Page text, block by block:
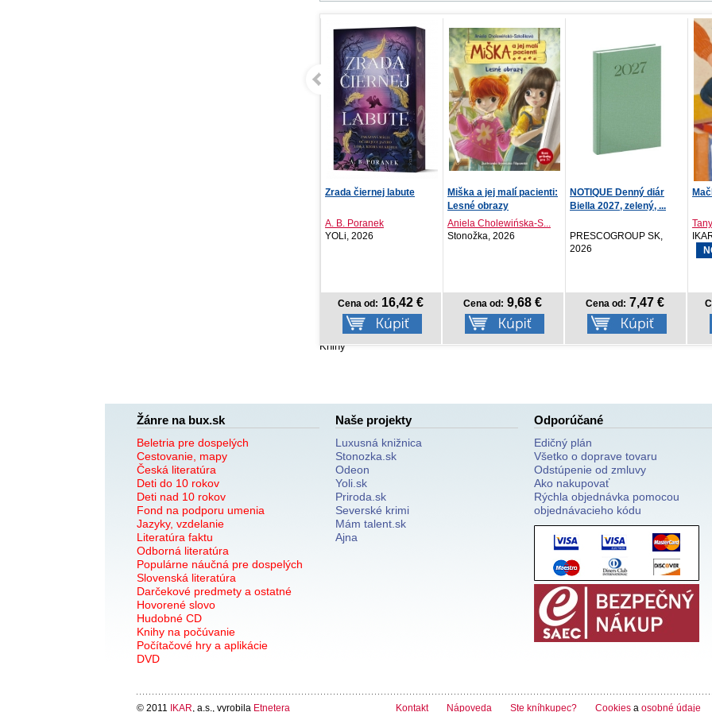
Miška a jej malí pacienti:
Aniela Cholewińska-S...
Stonožka, 2026
Cena od: 9,68 €
NOTIQUE Denný diár
Biella 2027, zelený, ...
PRESCOGROUP SK,
Cena od: 7,47 €
Mačkári
IKAR, 2026
NOVINKA
Cena od:14,18 €
Knihy
Žánre na bux.sk
Beletria pre dospelých
Cestovanie, mapy
Česká literatúra
Deti do 10 rokov
Deti nad 10 rokov
Fond na podporu umenia
Jazyky, vzdelanie
Literatúra faktu
Odborná literatúra
Populárne náučná pre dospelých
Slovenská literatúra
Darčekové predmety a ostatné
Hovorené slovo
Hudobné CD
Knihy na počúvanie
Počítačové hry a aplikácie
DVD
Naše projekty
Luxusná knižnica
Stonozka.sk
Odeon
Yoli.sk
Priroda.sk
Severské krimi
Mám talent.sk
Ajna
Odporúčané
Edičný plán
Všetko o doprave tovaru
Odstúpenie od zmluvy
Ako nakupovať
Rýchla objednávka pomocou
objednávacieho kódu
© 2011 IKAR , a.s., vyrobila Etnetera Kontakt Nápoveda Ste kníhkupec? Cookies a osobné údaje